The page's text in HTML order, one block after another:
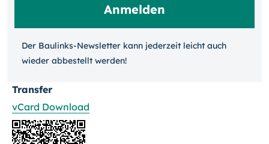
Der Baulinks-Newsletter kann jeder­zeit leicht auch
wieder ab­bestellt werden!
Transfer
vCard Download